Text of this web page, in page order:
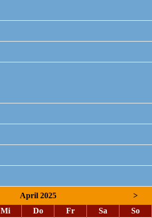
April 2025
>
Mittwoch Donnerstag
Freitag Sa So